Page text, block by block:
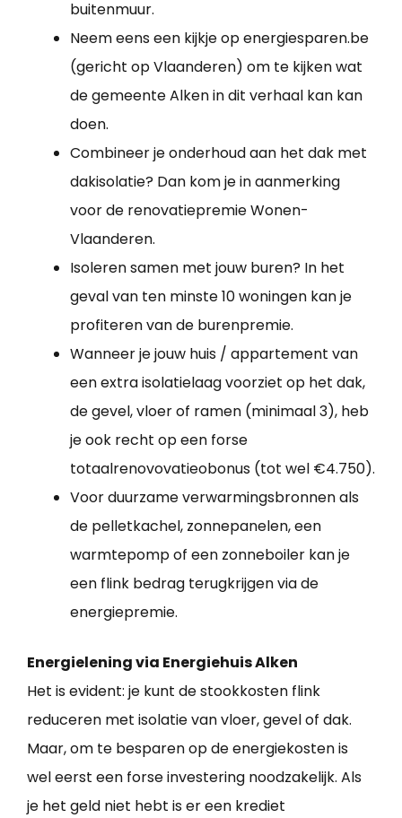
buitenmuur.
Neem eens een kijkje op energiesparen.be
(gericht op Vlaanderen) om te kijken wat
de gemeente Alken in dit verhaal kan kan
doen.
Combineer je onderhoud aan het dak met
dakisolatie? Dan kom je in aanmerking
voor de renovatiepremie Wonen-
Vlaanderen.
Isoleren samen met jouw buren? In het
geval van ten minste 10 woningen kan je
profiteren van de burenpremie.
Wanneer je jouw huis / appartement van
een extra isolatielaag voorziet op het dak,
de gevel, vloer of ramen (minimaal 3), heb
je ook recht op een forse
totaalrenovovatieobonus (tot wel €4.750).
Voor duurzame verwarmingsbronnen als
de pelletkachel, zonnepanelen, een
warmtepomp of een zonneboiler kan je
een flink bedrag terugkrijgen via de
energiepremie.
Energielening via Energiehuis Alken
Het is evident: je kunt de stookkosten flink
reduceren met isolatie van vloer, gevel of dak.
Maar, om te besparen op de energiekosten is
wel eerst een forse investering noodzakelijk. Als
je het geld niet hebt is er een krediet